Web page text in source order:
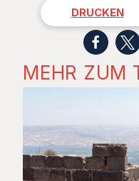
DRUCKEN
MEHR ZUM